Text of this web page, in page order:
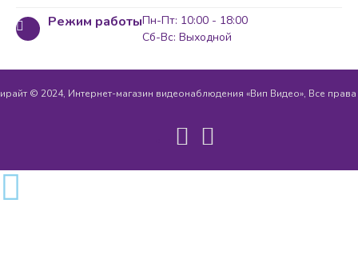
Режим работыПн-Пт: 10:00 - 18:00
Сб-Вс: Выходной
© 2024, Интернет-магазин видеонаблюдения «Вип Видео», Все